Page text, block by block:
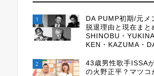
1
DA PUMP初期/元メ
脱退理由と現在まと
SHINOBU・
KEN・KAZUMA・
2
43歳男性歌手ISSA
の火野正平？マツコ